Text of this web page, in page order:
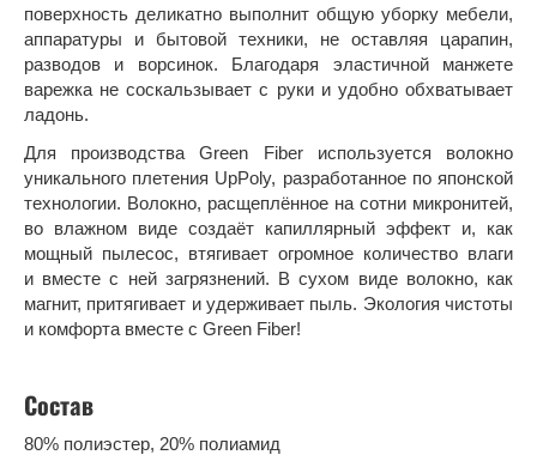
поверхность деликатно выполнит общую уборку мебели,
аппаратуры и бытовой техники, не оставляя царапин,
разводов и ворсинок. Благодаря эластичной манжете
варежка не соскальзывает с руки и удобно обхватывает
ладонь.
Для производства Green Fiber используется волокно
уникального плетения UpPoly, разработанное по японской
технологии. Волокно, расщеплённое на сотни микронитей,
во влажном виде создаёт капиллярный эффект и, как
мощный пылесос, втягивает огромное количество влаги
и вместе с ней загрязнений. В сухом виде волокно, как
магнит, притягивает и удерживает пыль. Экология чистоты
и комфорта вместе с Green Fiber!
Состав
80% полиэстер, 20% полиамид